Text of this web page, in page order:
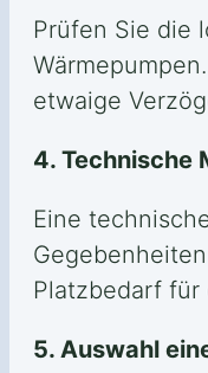
Prüfen Sie die
etwaige
4. Technische
Eine
Platzbedarf
5. Auswahl